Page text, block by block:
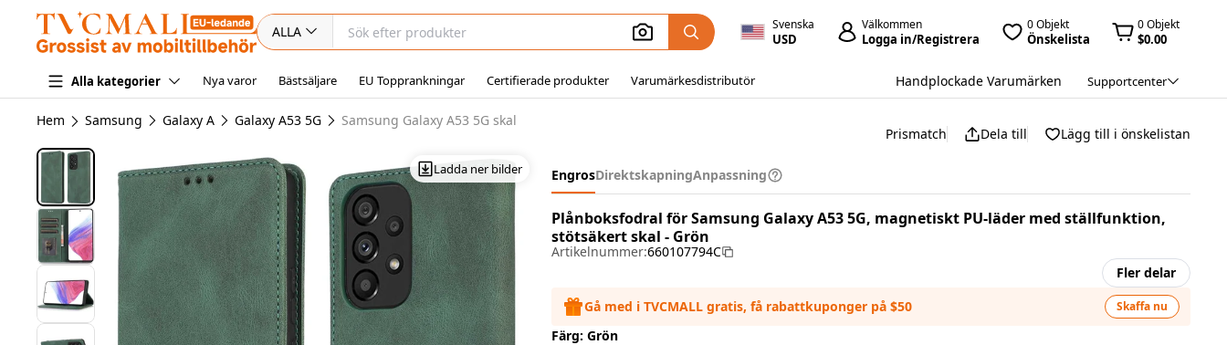
ALLA Svenska
USD
Välkommen
Logga in/Registrera
0 Objekt
Önskelista
0 Objekt
$0.00
Alla kategorier Nya varor Bästsäljare EU Topprankningar Certifierade produkter Varumärkesdistributör Handplockade Varumärken Supportcenter
Hem Samsung Galaxy A Galaxy A53 5G Samsung Galaxy A53 5G skal
Ladda ner bilder
Prismatch Dela till Lägg till i önskelistan
EngrosDirektskapningAnpassning
Plånboksfodral för Samsung Galaxy A53 5G, magnetiskt PU-läder med ställfunktion,
stötsäkert skal - Grön
Artikelnummer:660107794C
Fler delar
Gå med i TVCMALL gratis, få rabattkuponger på $50
Skaffa nu
Färg: Grön